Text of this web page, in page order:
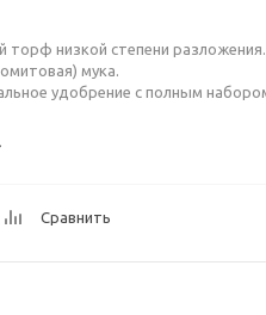
торф низкой степени разложения.
мука.
удобрение с полным
Сравнить